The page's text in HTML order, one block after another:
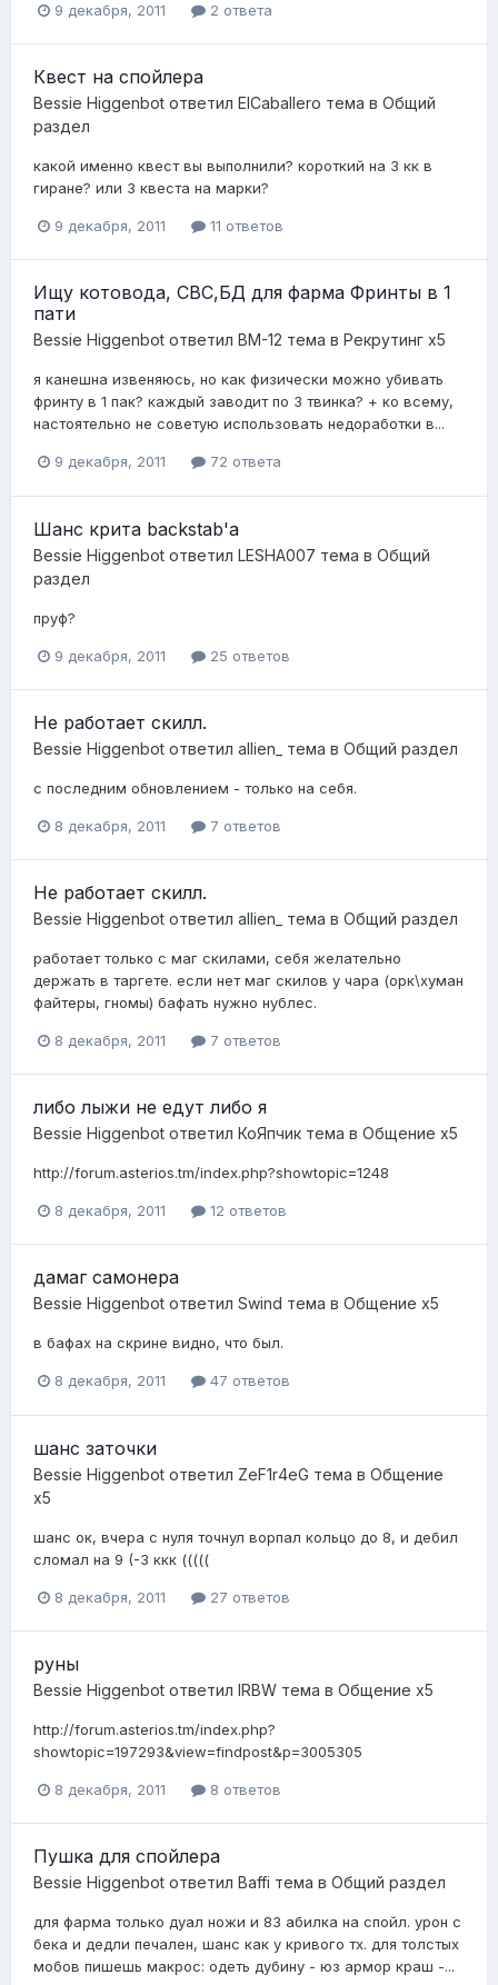
9 декабря, 2011 2 ответа
Квест на спойлера
Bessie Higgenbot ответил ElCaballero тема в Общий
раздел
какой именно квест вы выполнили? короткий на 3 кк в
гиране? или 3 квеста на марки?
9 декабря, 2011 11 ответов
Ищу котовода, СВС,БД для фарма Фринты в 1
пати
Bessie Higgenbot ответил BM-12 тема в Рекрутинг x5
я канешна извеняюсь, но как физически можно убивать
фринту в 1 пак? каждый заводит по 3 твинка? + ко всему,
настоятельно не советую использовать недоработки в...
9 декабря, 2011 72 ответа
Шанс крита backstab'а
Bessie Higgenbot ответил LESHA007 тема в Общий
раздел
пруф?
9 декабря, 2011 25 ответов
Не работает скилл.
Bessie Higgenbot ответил allien_ тема в Общий раздел
с последним обновлением - только на себя.
8 декабря, 2011 7 ответов
Не работает скилл.
Bessie Higgenbot ответил allien_ тема в Общий раздел
работает только с маг скилами, себя желательно
держать в таргете. если нет маг скилов у чара (орк\хуман
файтеры, гномы) бафать нужно нублес.
8 декабря, 2011 7 ответов
либо лыжи не едут либо я
Bessie Higgenbot ответил КоЯпчик тема в Общение x5
http://forum.asterios.tm/index.php?showtopic=1248
8 декабря, 2011 12 ответов
дамаг самонера
Bessie Higgenbot ответил Swind тема в Общение x5
в бафах на скрине видно, что был.
8 декабря, 2011 47 ответов
шанс заточки
Bessie Higgenbot ответил ZeF1r4eG тема в Общение
x5
шанс ок, вчера с нуля точнул ворпал кольцо до 8, и дебил
сломал на 9 (-3 ккк (((((
8 декабря, 2011 27 ответов
руны
Bessie Higgenbot ответил lRBW тема в Общение x5
http://forum.asterios.tm/index.php?
showtopic=197293&view=findpost&p=3005305
8 декабря, 2011 8 ответов
Пушка для спойлера
Bessie Higgenbot ответил Baffi тема в Общий раздел
для фарма только дуал ножи и 83 абилка на спойл. урон с
бека и дедли печален, шанс как у кривого тх. для толстых
мобов пишешь макрос: одеть дубину - юз армор краш -...